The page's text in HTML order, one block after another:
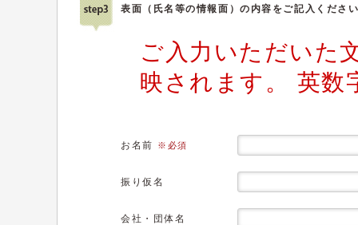
表面（氏名等の情報面）の内容をご記入くださ
ご入力いただいた
映されます。 英数
お名前 ※必須
振り仮名
会社・団体名